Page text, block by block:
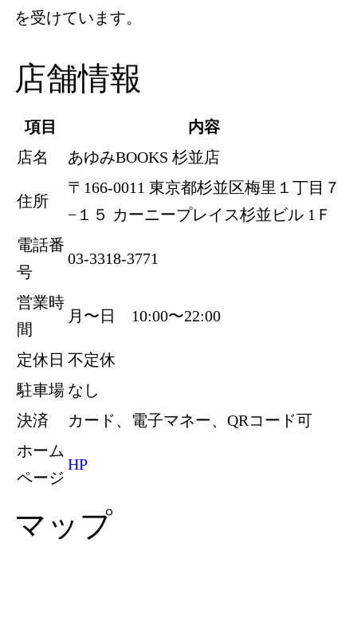
を受けています。
店舗情報
項目
内容
店名
あゆみBOOKS 杉並店
住所
〒166-0011 東京都杉並区梅里１丁目７
−１５ カーニープレイス杉並ビル 1Ｆ
電話番
号
03-3318-3771
営業時
間
月〜日 10:00〜22:00
定休日 不定休
駐車場 なし
決済
カード、電子マネー、QRコード可
ホーム
ページ
HP
マップ